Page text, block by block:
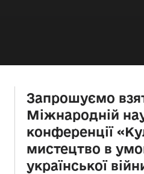
Запрошуємо
Міжнародній
конференції
мистецтво в
української